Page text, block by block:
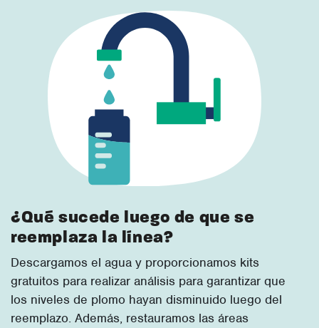
¿Qué sucede luego de que se
reemplaza la línea?
Descargamos el agua y proporcionamos kits
gratuitos para realizar análisis para garantizar que
los niveles de plomo hayan disminuido luego del
reemplazo. Además, restauramos las áreas